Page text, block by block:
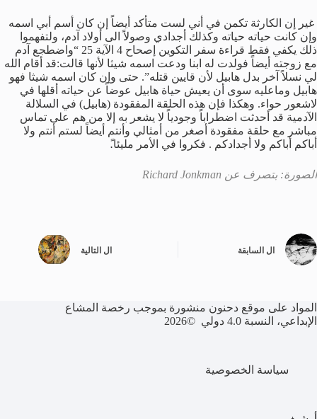
غير إن الكارثة تكمن في أني لست متأكد أيضاً إن كان أسم أبي اسمه
وإن كانت حياته حياته وكذلك أجدادي وصولاً الى أولاد آدم، ولتفهموا
ذلك يكفي فقط قراءة سفر التكوين إصحاح 4 الآية 25 “واضطجع آدم
مع زوجته أيضاً فولدت له ابنا ودعت اسمه شيثا لأنها قالت:قد أقام الله
لي نسلاً آخر بدل هابيل لأن قايين قتله”. حتى وإن كان اسمه شيثا فهو
هابيل وماعليه سوى أن يعيش حياة هابيل عوضاً عن حياته أقلها في
لاشعور حواء. وهكذا فإن هذه الحلقة المفقودة (هابيل) في السلالة
الآدمية قد أحدثت اضطراباً وجودياً لا يشعر به إلا من هم على تماس
مباشر مع حلقة مفقودة أصغر من أمثالي وأنتم أيضاً لستم أنتم ولا
أباكم أباكم ولا أجدادكم . فكروا في الأمر مليئا.ً
الصورة: بتصرف عن Richard Jonkman
ال السابقة ال التالية
المواد على موقع دحنون منشورة بموجب رخصة المشاع
الإبداعي، النسبة 4.0 دولي ©2026
سياسة الخصوصية